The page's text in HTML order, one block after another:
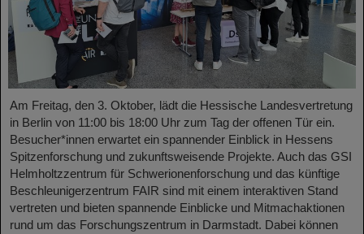
Am Freitag, den 3. Oktober, lädt die Hessische Landesvertretung
in Berlin von 11:00 bis 18:00 Uhr zum Tag der offenen Tür ein.
Besucher*innen erwartet ein spannender Einblick in Hessens
Spitzenforschung und zukunftsweisende Projekte. Auch das GSI
Helmholtzzentrum für Schwerionenforschung und das künftige
Beschleunigerzentrum FAIR sind mit einem interaktiven Stand
vertreten und bieten spannende Einblicke und Mitmachaktionen
rund um das Forschungszentrum in Darmstadt. Dabei können